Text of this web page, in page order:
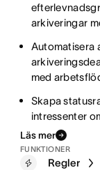
arkiveringar
Automatisera
med
Skapa
intressenter
Läs mer
FUNKTIONER
Regler
ekonomi- och
arbetsflöden
Spåra
som visar
och uppfyll
Regler
Mallar
Paneler
Strukturera
anpassade
Anslut
aviseringar,
Accelerera
rapporter för